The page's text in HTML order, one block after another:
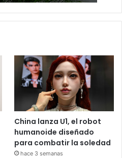
China lanza U1, el robot
humanoide diseñado
para combatir la soledad
hace 3 semanas